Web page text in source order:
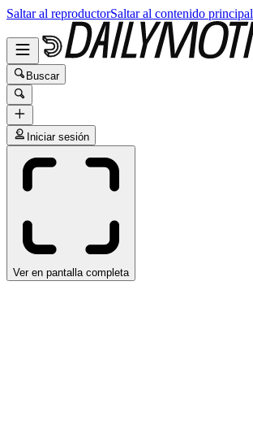
Saltar al reproductorSaltar al contenido principal
Buscar
Iniciar sesión
Ver en pantalla completa